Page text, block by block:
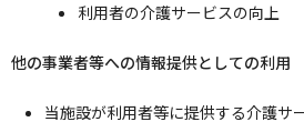
利用者の介護サービスの向上
他の事業者等への情報提供としての利用
当施設が利用者等に提供する介護サ